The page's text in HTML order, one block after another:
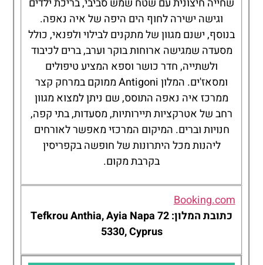
שחייה חיצונית עם שטח שמש סביבי, בריכת ילדים
וגישה ישירה לחוף הים היפה של איה נאפה.
בנוסף, ישנם מגוון של מתקנים לבילוי ולפנאי, כולל
מסעדה שמגישה ארוחות בוקר וערב, ברים לכיבוד
ולשתייה, חדר כושר וספא המציע טיפולים
ומסאז'ים. המלון Antigoni ממוקם במרחק קצר
ממרכז איה נאפה התוסס, שם ניתן למצוא מגוון
רחב של אטרקציות תיירותיות, מסעדות, בתי קפה,
חנויות וברים. המיקום המרכזי מאפשר לאורחים
ליהנות מכל היתרונות של חופשה בקפריסין
בקרבת מקום.
Booking.com
כתובת המלון: 72 Tefkrou Anthia, Ayia Napa
5330, Cyprus